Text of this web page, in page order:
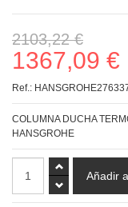
2103,22 €
1367,09 €
Ref.:
COLUMNA DUCHA
HANSGROHE